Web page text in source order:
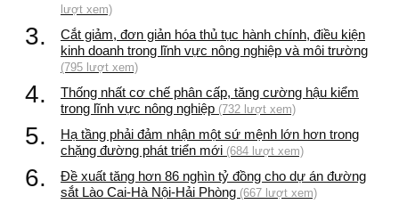
lượt xem)
3.
Cắt giảm, đơn giản hóa thủ tục hành chính, điều kiện
kinh doanh trong lĩnh vực nông nghiệp và môi trường
(795 lượt xem)
4.
Thống nhất cơ chế phân cấp, tăng cường hậu kiểm
trong lĩnh vực nông nghiệp (732 lượt xem)
5.
Hạ tầng phải đảm nhận một sứ mệnh lớn hơn trong
chặng đường phát triển mới (684 lượt xem)
6.
Đề xuất tăng hơn 86 nghìn tỷ đồng cho dự án đường
sắt Lào Cai-Hà Nội-Hải Phòng (667 lượt xem)